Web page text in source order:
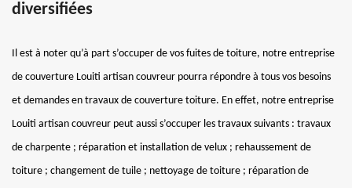
diversifiées
Il est à noter qu’à part s’occuper de vos fuites de toiture, notre entreprise
de couverture Louiti artisan couvreur pourra répondre à tous vos besoins
et demandes en travaux de couverture toiture. En effet, notre entreprise
Louiti artisan couvreur peut aussi s’occuper les travaux suivants : travaux
de charpente ; réparation et installation de velux ; rehaussement de
toiture ; changement de tuile ; nettoyage de toiture ; réparation de